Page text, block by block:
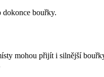
dokonce bouřky.
mohou přijít i silnější